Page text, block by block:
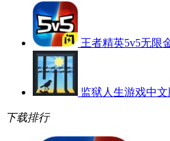
王者精英5v5无限
监狱人生游戏中文
下载排行